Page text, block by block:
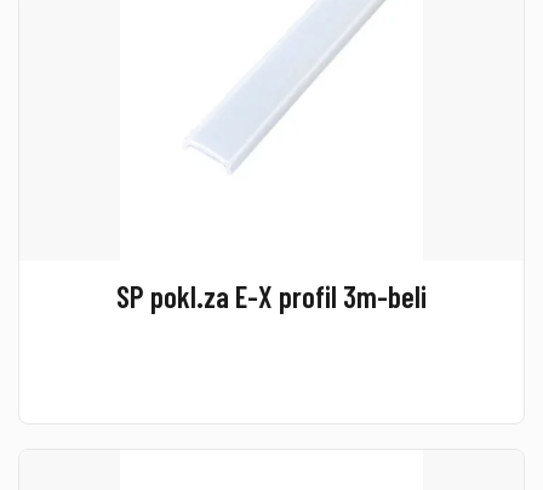
SP pokl.za E-X profil 3m-beli